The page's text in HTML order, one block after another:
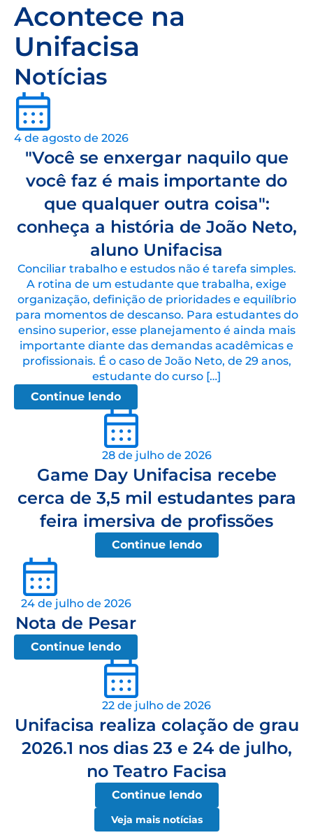
Acontece na
Unifacisa
Notícias
4 de agosto de 2026
"Você se enxergar naquilo que
você faz é mais importante do
que qualquer outra coisa":
conheça a história de João Neto,
aluno Unifacisa
Conciliar trabalho e estudos não é tarefa simples.
A rotina de um estudante que trabalha, exige
organização, definição de prioridades e equilíbrio
para momentos de descanso. Para estudantes do
ensino superior, esse planejamento é ainda mais
importante diante das demandas acadêmicas e
profissionais. É o caso de João Neto, de 29 anos,
estudante do curso […]
Continue lendo
28 de julho de 2026
Game Day Unifacisa recebe
cerca de 3,5 mil estudantes para
feira imersiva de profissões
Continue lendo
24 de julho de 2026
Nota de Pesar
Continue lendo
22 de julho de 2026
Unifacisa realiza colação de grau
2026.1 nos dias 23 e 24 de julho,
no Teatro Facisa
Continue lendo
Veja mais notícias